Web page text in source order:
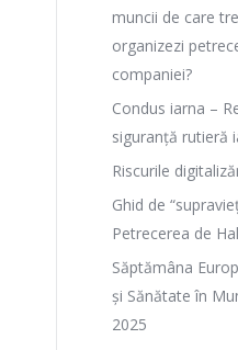
muncii de care
organizezi
companiei?
Condus iarna –
siguranță rutieră
Riscurile
Ghid de
Petrecerea de
Săptămâna
și Sănătate în
2025